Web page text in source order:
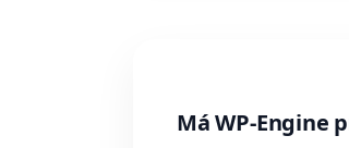
Má WP-Engine